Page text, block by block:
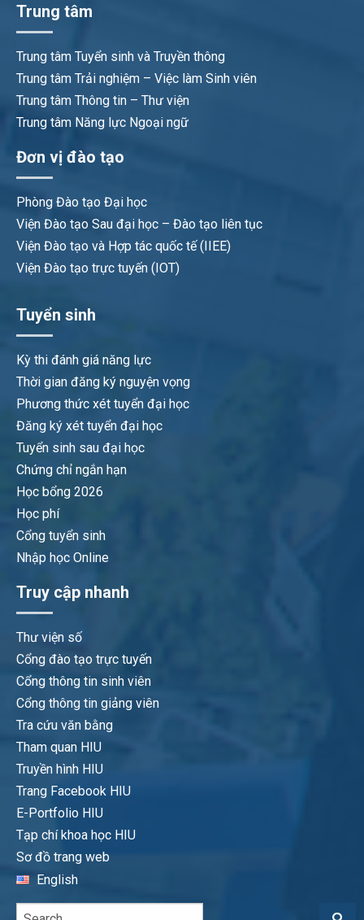
Trung tâm
Trung tâm Tuyển sinh và Truyền thông
Trung tâm Trải nghiệm – Việc làm Sinh viên
Trung tâm Thông tin – Thư viện
Trung tâm Năng lực Ngoại ngữ
Đơn vị đào tạo
Phòng Đào tạo Đại học
Viện Đào tạo Sau đại học – Đào tạo liên tục
Viện Đào tạo và Hợp tác quốc tế (IIEE)
Viện Đào tạo trực tuyến (IOT)
Tuyển sinh
Kỳ thi đánh giá năng lực
Thời gian đăng ký nguyện vọng
Phương thức xét tuyển đại học
Đăng ký xét tuyển đại học
Tuyển sinh sau đại học
Chứng chỉ ngắn hạn
Học bổng 2026
Học phí
Cổng tuyển sinh
Nhập học Online
Truy cập nhanh
Thư viện số
Cổng đào tạo trực tuyến
Cổng thông tin sinh viên
Cổng thông tin giảng viên
Tra cứu văn bằng
Tham quan HIU
Truyền hình HIU
Trang Facebook HIU
E-Portfolio HIU
Tạp chí khoa học HIU
Sơ đồ trang web
English